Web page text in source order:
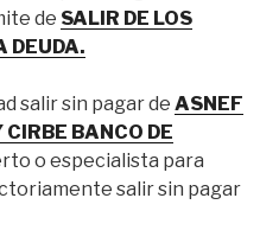
de SALIR DE LOS
DEUDA.
salir sin pagar de ASNEF
BANCO DE
o especialista para
salir sin pagar